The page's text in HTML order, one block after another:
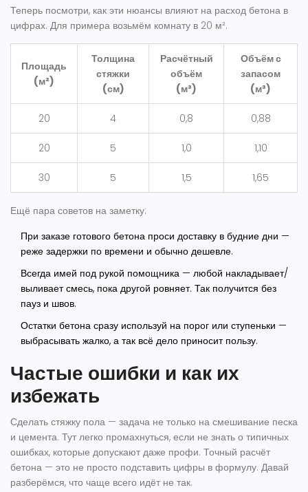
Теперь посмотри, как эти нюансы влияют на расход бетона в
цифрах. Для примера возьмём комнату в 20 м².
Площадь
(м²)
Толщина
стяжки
(см)
Расчётный
объём
(м³)
Объём с
запасом
(м³)
20 4 0,8 0,88
20 5 1,0 1,10
30 5 1,5 1,65
Ещё пара советов на заметку:
При заказе готового бетона проси доставку в будние дни —
реже задержки по времени и обычно дешевле.
Всегда имей под рукой помощника — любой накладывает/
выливает смесь, пока другой ровняет. Так получится без
пауз и швов.
Остатки бетона сразу используй на порог или ступеньки —
выбрасывать жалко, а так всё дело приносит пользу.
Частые ошибки и как их
избежать
Сделать стяжку пола — задача не только на смешивание песка
и цемента. Тут легко промахнуться, если не знать о типичных
ошибках, которые допускают даже профи. Точный расчёт
бетона — это не просто подставить цифры в формулу. Давай
разберёмся, что чаще всего идёт не так.